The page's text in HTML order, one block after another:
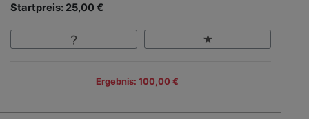
Startpreis: 25,00 €
Ergebnis: 100,00 €